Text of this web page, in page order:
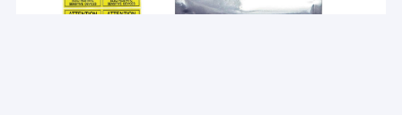
반대 정전기 부속물